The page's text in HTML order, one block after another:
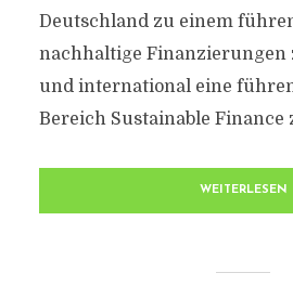
Deutschland zu einem
nachhaltige Finanzierungen
und international eine
Bereich Sustainable Finance
WEITERLESEN